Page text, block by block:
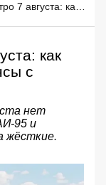
как
с
нет
и
жёсткие.